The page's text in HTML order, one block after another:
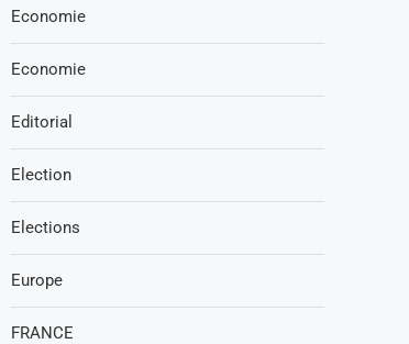
Economie
Economie
Editorial
Election
Elections
Europe
FRANCE